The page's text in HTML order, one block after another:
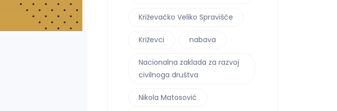
Križevačko Veliko Spravišče
Križevci nabava
Nacionalna zaklada za razvoj
civilnoga društva
Nikola Matosović